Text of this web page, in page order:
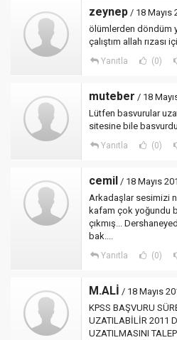
zeynep / 18 Mayıs
ölümlerden döndüm
çalıştım allah rızası
Yanıtla (0)
muteber / 18
Lütfen basvurular
sitesine bile
Yanıtla (0)
cemil / 18 Mayıs
Arkadaşlar sesimizi
kafam çok yoğundu
çıkmış...
bak....
Yanıtla (0)
M.ALİ / 18 Mayıs
KPSS BAŞVURU
UZATILABİLİR 2011
UZATILMASINI